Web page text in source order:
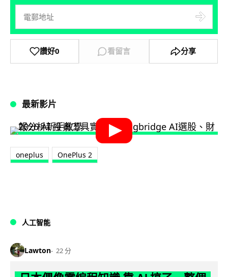
讚好0 看留言 分享
最新影片
oneplus OnePlus 2
人工智能
Lawton 22 分